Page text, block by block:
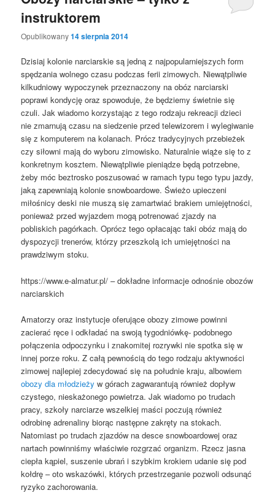
instruktorem
Opublikowany14 sierpnia 2014
Dzisiaj kolonie narciarskie są jedną z najpopularniejszych form
spędzania wolnego czasu podczas ferii zimowych. Niewątpliwie
kilkudniowy wypoczynek przeznaczony na obóz narciarski
poprawi kondycję oraz spowoduje, że będziemy świetnie się
czuli. Jak wiadomo korzystając z tego rodzaju rekreacji dzieci
nie zmarnują czasu na siedzenie przed telewizorem i wylegiwanie
się z komputerem na kolanach. Prócz tradycyjnych przebieżek
czy siłowni mają do wyboru zimowisko. Naturalnie wiąże się to z
konkretnym kosztem. Niewątpliwie pieniądze będą potrzebne,
żeby móc beztrosko poszusować w ramach typu tego typu jazdy,
jaką zapewniają kolonie snowboardowe. Świeżo upieczeni
miłośnicy deski nie muszą się zamartwiać brakiem umiejętności,
ponieważ przed wyjazdem mogą potrenować zjazdy na
pobliskich pagórkach. Oprócz tego opłacając taki obóz mają do
dyspozycji trenerów, którzy przeszkolą ich umiejętności na
prawdziwym stoku.
https://www.e-almatur.pl/ – dokładne informacje odnośnie obozów
narciarskich
Amatorzy oraz instytucje oferujące obozy zimowe powinni
zacierać ręce i odkładać na swoją tygodniówkę- podobnego
połączenia odpoczynku i znakomitej rozrywki nie spotka się w
innej porze roku. Z całą pewnością do tego rodzaju aktywności
zimowej najlepiej zdecydować się na południe kraju, albowiem
obozy dla młodzieży w górach zagwarantują również dopływ
czystego, nieskażonego powietrza. Jak wiadomo po trudach
pracy, szkoły narciarze wszelkiej maści poczują również
odrobinę adrenaliny biorąc następne zakręty na stokach.
Natomiast po trudach zjazdów na desce snowboardowej oraz
nartach powinniśmy właściwie rozgrzać organizm. Rzecz jasna
ciepła kąpiel, suszenie ubrań i szybkim krokiem udanie się pod
kołdrę – oto wskazówki, których przestrzeganie pozwoli odsunąć
ryzyko zachorowania.